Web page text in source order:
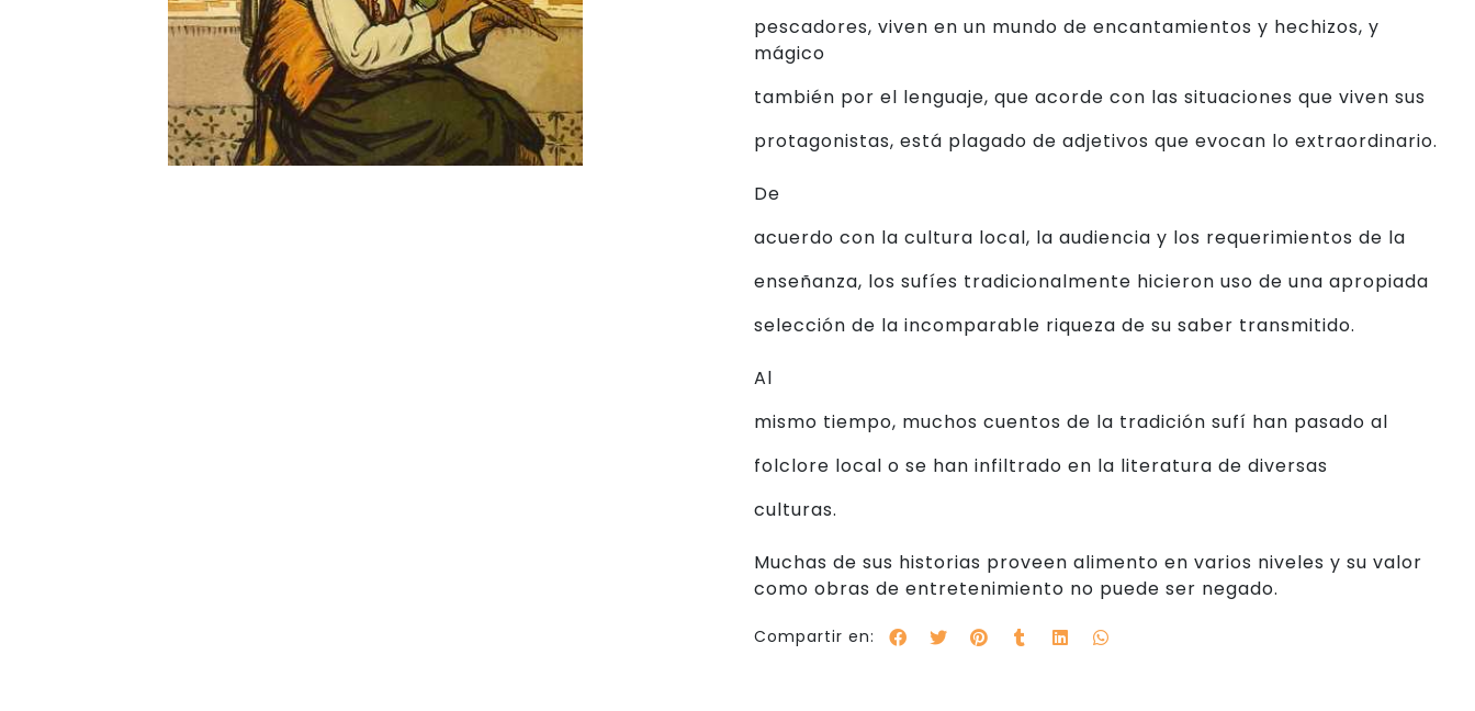
pescadores, viven en un mundo de encantamientos y hechizos, y
mágico
también por el lenguaje, que acorde con las situaciones que viven sus
protagonistas, está plagado de adjetivos que evocan lo extraordinario.
De
acuerdo con la cultura local, la audiencia y los requerimientos de la
enseñanza, los sufíes tradicionalmente hicieron uso de una apropiada
selección de la incomparable riqueza de su saber transmitido.
Al
mismo tiempo, muchos cuentos de la tradición sufí han pasado al
folclore local o se han infiltrado en la literatura de diversas
culturas.
Muchas de sus historias proveen alimento en varios niveles y su valor
como obras de entretenimiento no puede ser negado.
Compartir en: